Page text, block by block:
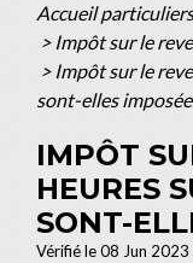
Accueil
> Impôt sur le
> Impôt sur le
sont-elles
IMPÔT
HEURES
SONT-
Vérifié le 08 Jun